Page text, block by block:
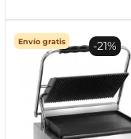
Envío gratis -21%